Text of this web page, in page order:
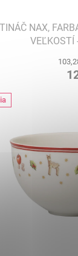
NAX,
VEĽKOSTÍ